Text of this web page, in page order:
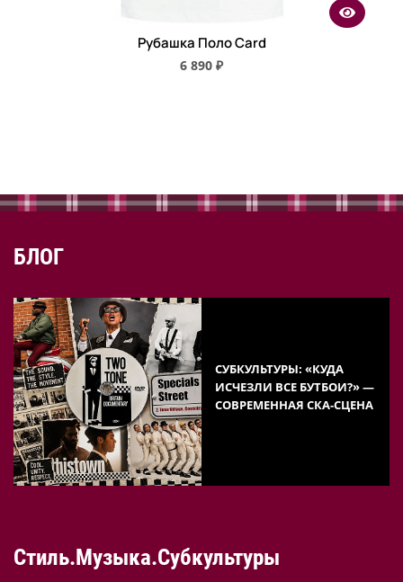
Рубашка Поло Card
6 890 ₽
БЛОГ
СУБКУЛЬТУРЫ: «КУДА
ИСЧЕЗЛИ ВСЕ БУТБОИ?» —
СОВРЕМЕННАЯ СКА-СЦЕНА
Стиль.Музыка.Субкультуры